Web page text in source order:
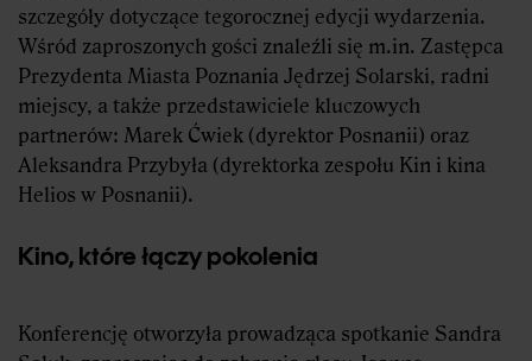
szczegóły dotyczące tegorocznej edycji wydarzenia.
Wśród zaproszonych gości znaleźli się m.in. Zastępca
Prezydenta Miasta Poznania Jędrzej Solarski, radni
miejscy, a także przedstawiciele kluczowych
partnerów: Marek Ćwiek (dyrektor Posnanii) oraz
Aleksandra Przybyła (dyrektorka zespołu Kin i kina
Helios w Posnanii).
Kino, które łączy pokolenia
Konferencję otworzyła prowadząca spotkanie Sandra